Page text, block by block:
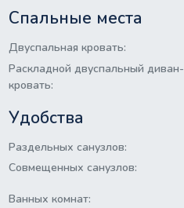
Спальные места
Двуспальная кровать:
Раскладной двуспальный диван-
кровать:
Удобства
Раздельных санузлов:
Совмещенных санузлов:
Ванных комнат: